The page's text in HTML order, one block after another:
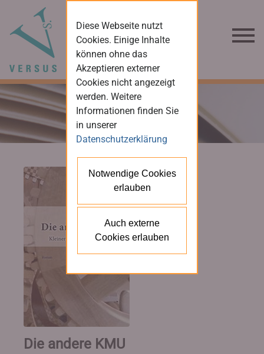
Die andere KMU
Diese Webseite nutzt
Cookies. Einige Inhalte
können ohne das
Akzeptieren externer
Cookies nicht angezeigt
werden. Weitere
Informationen finden Sie
in unserer
Datenschutzerklärung
Notwendige Cookies
erlauben
Auch externe
Cookies erlauben